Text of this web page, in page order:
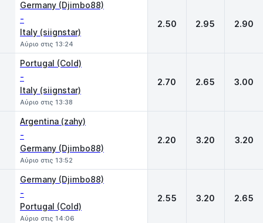
Germany (Djimbo88)
-
Italy (siignstar)
Αύριο στις 13:24
2.50 2.95 2.90
Portugal (Cold)
-
Italy (siignstar)
Αύριο στις 13:38
2.70 2.65 3.00
Argentina (zahy)
-
Germany (Djimbo88)
Αύριο στις 13:52
2.20 3.20 3.20
Germany (Djimbo88)
-
Portugal (Cold)
Αύριο στις 14:06
2.55 3.20 2.65